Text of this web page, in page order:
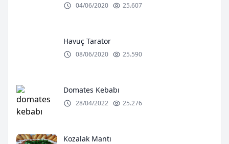
04/06/2020 25.607
Havuç Tarator
08/06/2020 25.590
Domates Kebabı
28/04/2022 25.276
Kozalak Mantı